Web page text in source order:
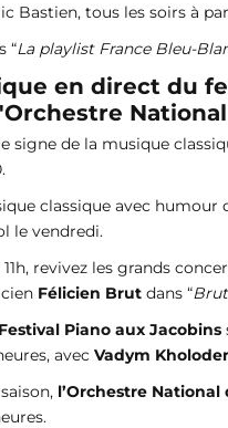
Bastien, tous les soirs à
“La playlist France Bleu-
en direct du
signe de la musique
classique avec humour
le vendredi.
11h, revivez les grands
Félicien Brut dans “
Festival Piano aux Jacobins
avec Vadym
l’Orchestre